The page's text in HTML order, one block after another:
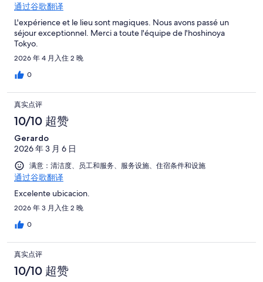
通过谷歌翻译
L'expérience et le lieu sont magiques. Nous avons passé un
séjour exceptionnel. Merci a toute l'équipe de l'hoshinoya
Tokyo.
2026 年 4 月入住 2 晚
0
真实点评
10/10 超赞
Gerardo
2026 年 3 月 6 日
满意：清洁度、员工和服务、服务设施、住宿条件和设施
通过谷歌翻译
Excelente ubicacion.
2026 年 3 月入住 2 晚
0
真实点评
10/10 超赞